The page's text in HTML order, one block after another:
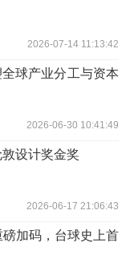
2026-07-14 11:13:42
球产业分工与资本
2026-06-30 10:41:49
设计奖金奖
2026-06-17 21:06:43
加码，台球史上首